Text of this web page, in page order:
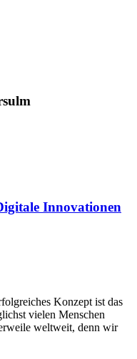
Innovationen
Konzept ist das
vielen Menschen
weltweit, denn wir